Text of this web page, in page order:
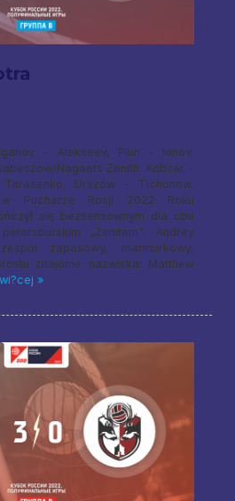
- Alekseev, Piun - Ionov,
Nagaets Zenith: Kobzar -
Urszów - Tichonow,
w Pucharze Rosji 2022 Roku
się bezsensownym dla obu
„Zenitem”. Andrey
zapasowy, marmurkowy,
znajome nazwiska: Matthew
»